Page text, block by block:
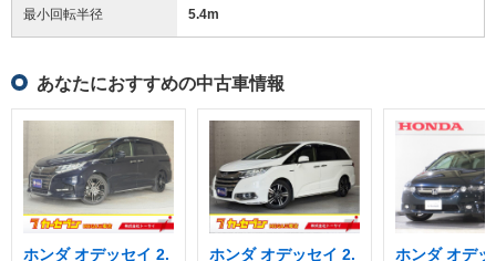
最小回転半径 5.4m
あなたにおすすめの中古車情報
ホンダ オデッセイ 2. ホンダ オデッセイ 2. ホンダ オデ